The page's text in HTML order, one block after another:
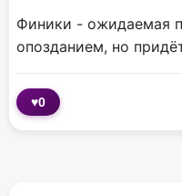
Финики - ожидаемая
опозданием, но
♥0